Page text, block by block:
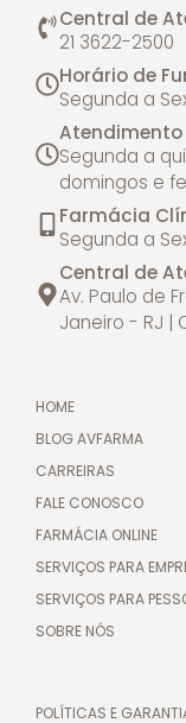
Central de
21 3622-2500
Horário de
Segunda a
Segunda a
domingos e
Farmácia
Segunda a
Central de
Av. Paulo de
Janeiro - RJ |
HOME
BLOG AVFARMA
CARREIRAS
FALE CONOSCO
FARMÁCIA ONLINE
SERVIÇOS PARA
SERVIÇOS PARA
SOBRE NÓS
POLÍTICAS E